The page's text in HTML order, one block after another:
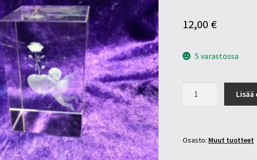
12,00 €
5 varastossa
enkeli
Osasto: Muut tuotteet